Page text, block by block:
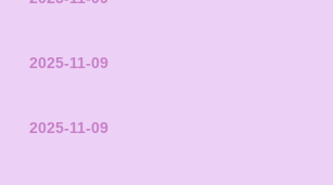
2025-11-09
2025-11-09